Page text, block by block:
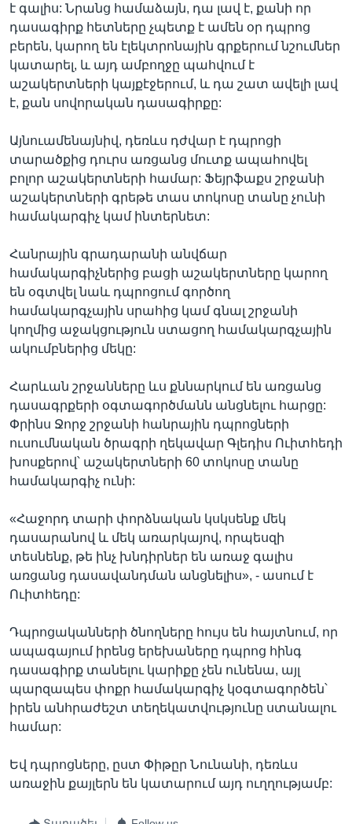
է գալիս: Նրանց համաձայն, դա լավ է, քանի որ
դասագիրք հետները չպետք է ամեն օր դպրոց
բերեն, կարող են էլեկտրոնային գրքերում նշումներ
կատարել, և այդ ամբողջը պահվում է
աշակերտների կայքէջերում, և դա շատ ավելի լավ
է, քան սովորական դասագիրքը:
Այնուամենայնիվ, դեռևս դժվար է դպրոցի
տարածքից դուրս առցանց մուտք ապահովել
բոլոր աշակերտների համար: Ֆեյրֆաքս շրջանի
աշակերտների գրեթե տաս տոկոսը տանը չունի
համակարգիչ կամ ինտերնետ:
Հանրային գրադարանի անվճար
համակարգիչներից բացի աշակերտները կարող
են օգտվել նաև դպրոցում գործող
համակարգչային սրահից կամ գնալ շրջանի
կողմից աջակցություն ստացող համակարգչային
ակումբներից մեկը:
Հարևան շրջանները ևս քննարկում են առցանց
դասագրքերի օգտագործմանն անցնելու հարցը:
Փրինս Ջորջ շրջանի հանրային դպրոցների
ուսումնական ծրագրի ղեկավար Գլեդիս Ուիտհեդի
խոսքերով՝ աշակերտների 60 տոկոսը տանը
համակարգիչ ունի:
«Հաջորդ տարի փորձնական կսկսենք մեկ
դասարանով և մեկ առարկայով, որպեսզի
տեսնենք, թե ինչ խնդիրներ են առաջ գալիս
առցանց դասավանդման անցնելիս», - ասում է
Ուիտհեդը:
Դպրոցականների ծնողները հույս են հայտնում, որ
ապագայում իրենց երեխաները դպրոց հինգ
դասագիրք տանելու կարիքը չեն ունենա, այլ
պարզապես փոքր համակարգիչ կօգտագործեն՝
իրեն անհրաժեշտ տեղեկատվությունը ստանալու
համար:
Եվ դպրոցները, ըստ Փիթըր Նունանի, դեռևս
առաջին քայլերն են կատարում այդ ուղղությամբ: